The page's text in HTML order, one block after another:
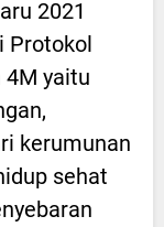
2021
Protokol
4M yaitu
kerumunan
sehat